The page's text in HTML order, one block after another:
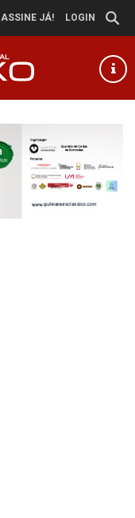
ASSINE JÁ! LOGIN